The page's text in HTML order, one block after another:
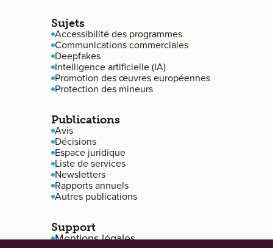
Sujets
Accessibilité des programmes
Communications commerciales
Deepfakes
Intelligence artificielle (IA)
Promotion des œuvres européennes
Protection des mineurs
Publications
Avis
Décisions
Espace juridique
Liste de services
Newsletters
Rapports annuels
Autres publications
Support
Mentions légales